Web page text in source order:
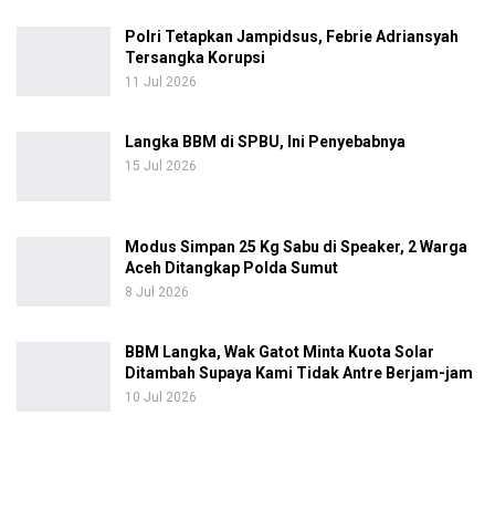
Polri Tetapkan Jampidsus, Febrie Adriansyah
Tersangka Korupsi
11 Jul 2026
Langka BBM di SPBU, Ini Penyebabnya
15 Jul 2026
Modus Simpan 25 Kg Sabu di Speaker, 2 Warga
Aceh Ditangkap Polda Sumut
8 Jul 2026
BBM Langka, Wak Gatot Minta Kuota Solar
Ditambah Supaya Kami Tidak Antre Berjam-jam
10 Jul 2026